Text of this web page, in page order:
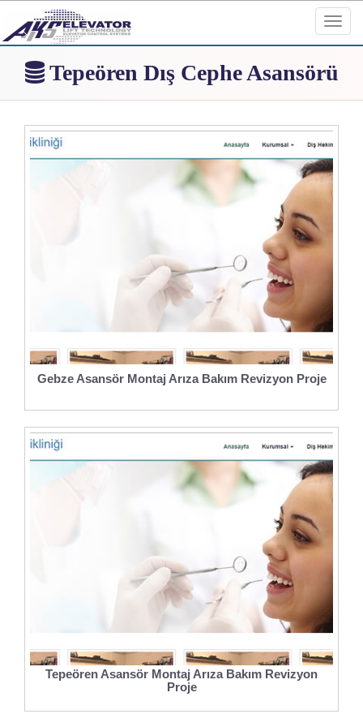
Tepeören Dış Cephe Asansörü
Gebze Asansör Montaj Arıza Bakım Revizyon Proje
Tepeören Asansör Montaj Arıza Bakım Revizyon
Proje